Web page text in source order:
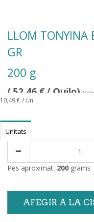
LLOM TONYINA
GR
200 g
(52,46 € / Quilo)
10,49€ / Un
Unitats
Pes aproximat: 200 grams
AFEGIR A LA